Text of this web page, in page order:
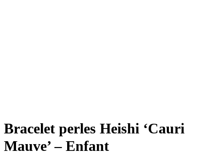
Bracelet perles Heishi ‘Cauri
Mauve’ – Enfant